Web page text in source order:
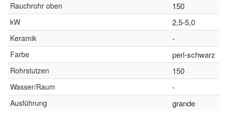
Rauchrohr oben 150
kW 2,5-5,0
Keramik -
Farbe perl-schwarz
Rohrstutzen 150
Wasser/Raum -
Ausführung grande